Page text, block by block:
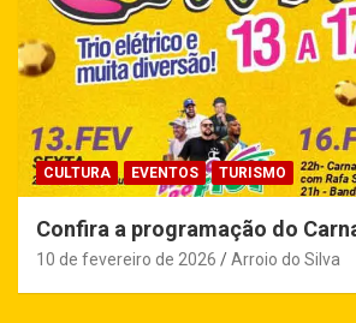
CULTURA EVENTOS TURISMO
Confira a programação do
10 de fevereiro de 2026 Arroio do Silva